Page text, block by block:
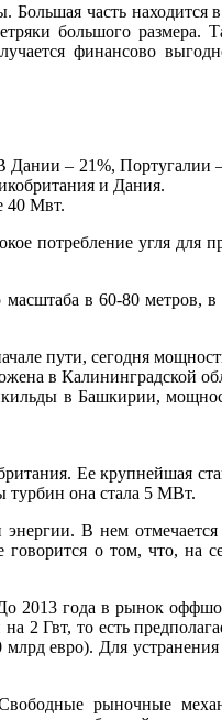
Большая часть
большого
финансово
– 21%,
и Дания.
40 Мвт.
потребление угля для
в 60-80 метров,
пути, сегодня
в Калининградской
в Башкирии,
Ее крупнейшая
турбин она стала 5 МВт.
В нем
о том, что, на
года в рынок
2 Гвт, то есть
евро). Для
рыночные